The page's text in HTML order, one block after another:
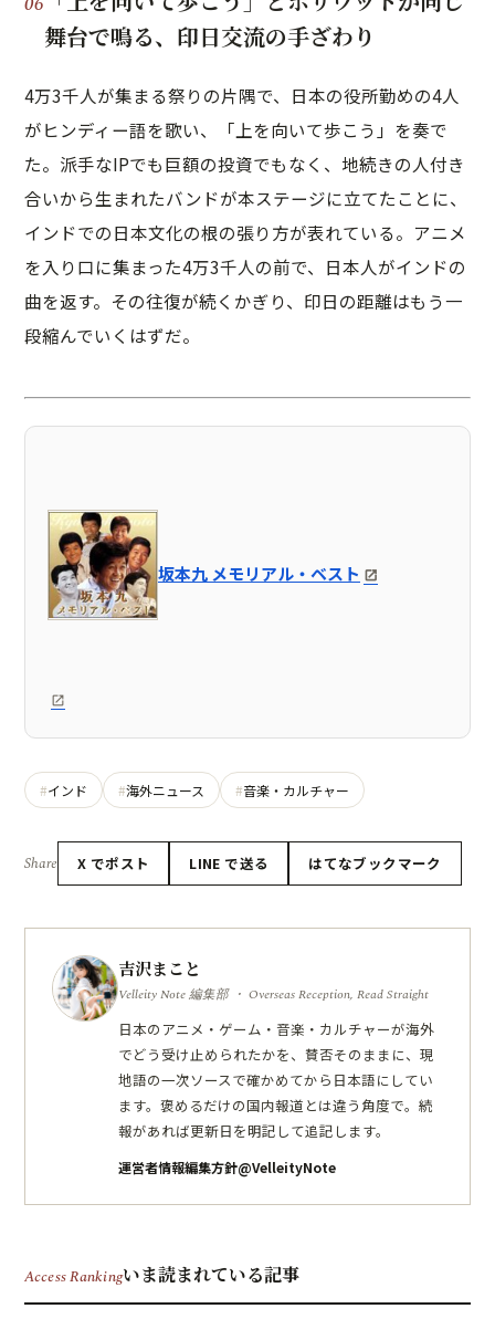
舞台で鳴る、印日交流の手ざわり
4万3千人が集まる祭りの片隅で、日本の役所勤めの4人
がヒンディー語を歌い、「上を向いて歩こう」を奏で
た。派手なIPでも巨額の投資でもなく、地続きの人付き
合いから生まれたバンドが本ステージに立てたことに、
インドでの日本文化の根の張り方が表れている。アニメ
を入り口に集まった4万3千人の前で、日本人がインドの
曲を返す。その往復が続くかぎり、印日の距離はもう一
段縮んでいくはずだ。
坂本九 メモリアル・ベスト
インド 海外ニュース 音楽・カルチャー
Share X でポスト LINE で送る はてなブックマーク
吉沢まこと
Velleity Note 編集部 ・ Overseas Reception, Read Straight
日本のアニメ・ゲーム・音楽・カルチャーが海外
でどう受け止められたかを、賛否そのままに、現
地語の一次ソースで確かめてから日本語にしてい
ます。褒めるだけの国内報道とは違う角度で。続
報があれば更新日を明記して追記します。
運営者情報編集方針@VelleityNote
Access Rankingいま読まれている記事